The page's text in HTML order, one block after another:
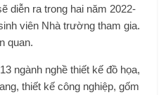
diễn ra trong hai năm 2022-
viên Nhà trường tham gia.
quan.
ngành nghề thiết kế đồ họa,
thiết kế công nghiệp, gốm